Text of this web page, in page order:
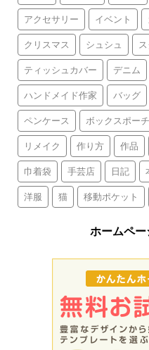
アクセサリー イベント
クリスマス シュシュ
ティッシュカバー デニム
ハンドメイド作家 バッグ
ペンケース ボックスポーチ
リメイク 作り方 作品
巾着袋 手芸店 日記
洋服 猫 移動ポケット
ホームペー